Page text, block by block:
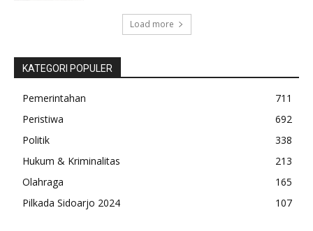
Load more
KATEGORI POPULER
Pemerintahan
711
Peristiwa
692
Politik
338
Hukum & Kriminalitas
213
Olahraga
165
Pilkada Sidoarjo 2024
107